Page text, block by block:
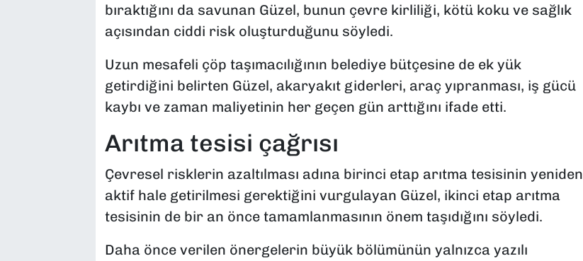
bıraktığını da savunan Güzel, bunun çevre kirliliği, kötü koku ve sağlık
açısından ciddi risk oluşturduğunu söyledi.
Uzun mesafeli çöp taşımacılığının belediye bütçesine de ek yük
getirdiğini belirten Güzel, akaryakıt giderleri, araç yıpranması, iş gücü
kaybı ve zaman maliyetinin her geçen gün arttığını ifade etti.
Arıtma tesisi çağrısı
Çevresel risklerin azaltılması adına birinci etap arıtma tesisinin yeniden
aktif hale getirilmesi gerektiğini vurgulayan Güzel, ikinci etap arıtma
tesisinin de bir an önce tamamlanmasının önem taşıdığını söyledi.
Daha önce verilen önergelerin büyük bölümünün yalnızca yazılı